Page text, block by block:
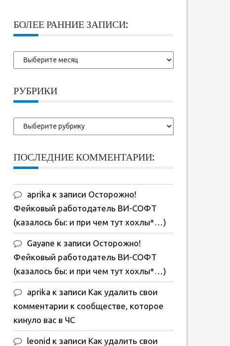
БОЛЕЕ РАННИЕ ЗАПИСИ:
Более
ранние
РУБРИКИ
Рубрики
ПОСЛЕДНИЕ КОММЕНТАРИИ:
aprika к записи Осторожно!
Фейковый работодатель ВИ-СОФТ
(казалось бы: и при чем тут хохлы*…)
Gayane к записи Осторожно!
Фейковый работодатель ВИ-СОФТ
(казалось бы: и при чем тут хохлы*…)
aprika к записи Как удалить свои
комментарии к сообществе, которое
кинуло вас в ЧС
leonid к записи Как удалить свои